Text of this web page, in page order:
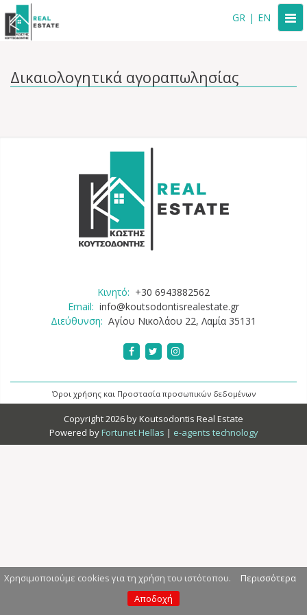
Χρησιμοποιούμε cookies για τη χρήση του ιστότοπου.
Περισσότερα
Αποδοχή
GR | EN
Δικαιολογητικά αγοραπωλησίας
Κινητό: +30 6943882562
Email: info@koutsodontisrealestate.gr
Διεύθυνση: Αγίου Νικολάου 22, Λαμία 35131
Όροι χρήσης και Προστασία προσωπικών δεδομένων
Copyright 2026 by Koutsodontis Real Estate
Powered by Fortunet Hellas | e-agents technology